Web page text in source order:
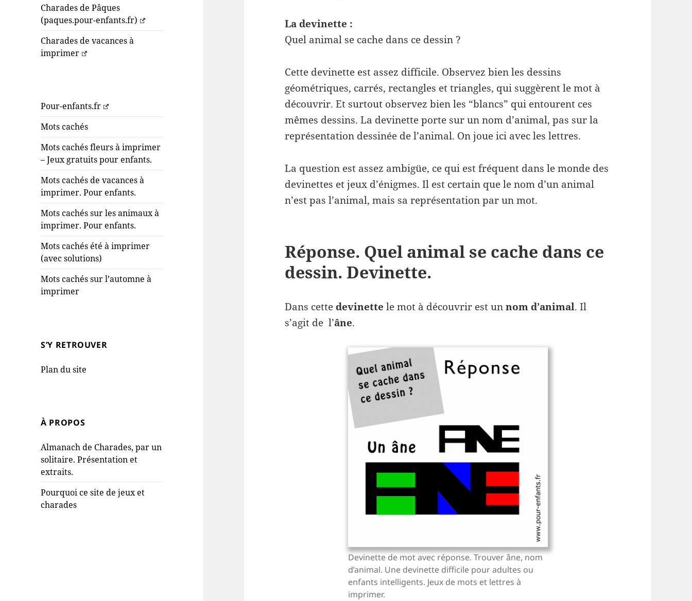
Charades de Pâques
(paques.pour-enfants.fr)
Charades de vacances à
imprimer
Pour-enfants.fr
Mots cachés
Mots cachés fleurs à imprimer
– Jeux gratuits pour enfants.
Mots cachés de vacances à
imprimer. Pour enfants.
Mots cachés sur les animaux à
imprimer. Pour enfants.
Mots cachés été à imprimer
(avec solutions)
Mots cachés sur l’automne à
imprimer
S’Y RETROUVER
Plan du site
À PROPOS
Almanach de Charades, par un
solitaire. Présentation et
extraits.
Pourquoi ce site de jeux et
charades
La devinette :
Quel animal se cache dans ce dessin ?
Cette devinette est assez difficile. Observez bien les dessins
géométriques, carrés, rectangles et triangles, qui suggèrent le mot à
découvrir. Et surtout observez bien les “blancs” qui entourent ces
mêmes dessins. La devinette porte sur un nom d’animal, pas sur la
représentation dessinée de l’animal. On joue ici avec les lettres.
La question est assez ambigüe, ce qui est fréquent dans le monde des
devinettes et jeux d’énigmes. Il est certain que le nom d’un animal
n’est pas l’animal, mais sa représentation par un mot.
Réponse. Quel animal se cache dans ce
dessin. Devinette.
Dans cette devinette le mot à découvrir est unnom d’animal. Il
s’agit de l’âne.
Devinette de mot avec réponse. Trouver âne, nom
d’animal. Une devinette difficile pour adultes ou
enfants intelligents. Jeux de mots et lettres à
imprimer.